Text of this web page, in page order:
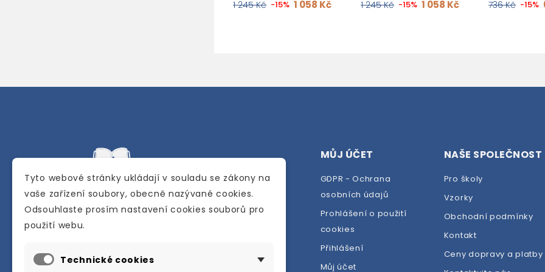
1 245 Kč -15% 1 058 Kč 1 245 Kč -15% 1 058 Kč 736 Kč -15%
Internetové a kamenné knihkupectví se
anglického jazyka.
MŮJ ÚČET
GDPR - Ochrana
osobních údajů
Prohlášení o použití
cookies
Přihlášení
Můj účet
NAŠE SPOLEČNOST
Pro školy
Vzorky
Obchodní podmínky
Kontakt
Ceny dopravy a platby
Tyto webové stránky ukládají v souladu se zákony na
vaše zařízení soubory, obecně nazývané cookies.
Odsouhlaste prosím nastavení cookies souborů pro
použití webu.
Technické cookies